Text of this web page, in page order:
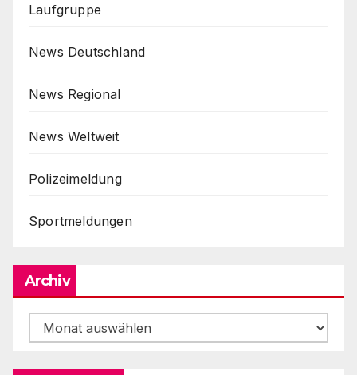
Laufgruppe
News Deutschland
News Regional
News Weltweit
Polizeimeldung
Sportmeldungen
Archiv
Archiv